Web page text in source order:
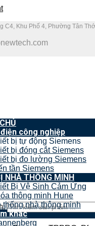
C4, Khu Phố 4, Phường Tân
công nghiệp
bị tự động Siemens
bị đóng cắt Siemens
bị đo lường Siemens
tần Siemens
NHÀ THÔNG MINH
Bị Vệ Sinh Cảm Ứng
thông minh Hune
thống nhà thông minh
khác